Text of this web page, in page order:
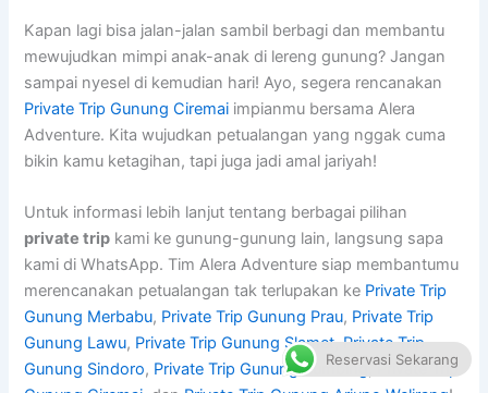
Kapan lagi bisa jalan-jalan sambil berbagi dan membantu
mewujudkan mimpi anak-anak di lereng gunung? Jangan
sampai nyesel di kemudian hari! Ayo, segera rencanakan
Private Trip Gunung Ciremai impianmu bersama Alera
Adventure. Kita wujudkan petualangan yang nggak cuma
bikin kamu ketagihan, tapi juga jadi amal jariyah!
Untuk informasi lebih lanjut tentang berbagai pilihan
private trip kami ke gunung-gunung lain, langsung sapa
kami di WhatsApp. Tim Alera Adventure siap membantumu
merencanakan petualangan tak terlupakan ke Private Trip
Gunung Merbabu, Private Trip Gunung Prau, Private Trip
Gunung Lawu, Private Trip Gunung Slamet,Private Trip
Gunung Sindoro, Private Trip Gunung Sumbing,Private Trip
Reservasi Sekarang